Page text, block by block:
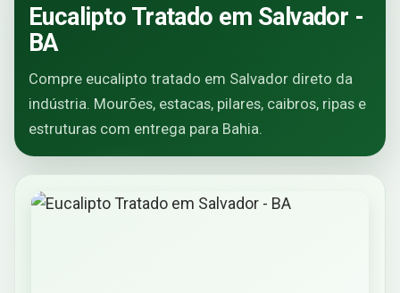
Eucalipto Tratado em Salvador -
BA
Compre eucalipto tratado em Salvador direto da
indústria. Mourões, estacas, pilares, caibros, ripas e
estruturas com entrega para Bahia.